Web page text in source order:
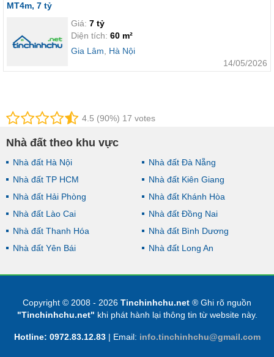
MT4m, 7 tỷ
Giá: 7 tỷ
Diện tích: 60 m²
Gia Lâm
Hà Nội
14/05/2026
4.5 (90%) 17 votes
Nhà đất theo khu vực
Nhà đất Hà Nội
Nhà đất TP HCM
Nhà đất Hải Phòng
Nhà đất Lào Cai
Nhà đất Thanh Hóa
Nhà đất Yên Bái
Nhà đất Đà Nẵng
Nhà đất Kiên Giang
Nhà đất Khánh Hòa
Nhà đất Đồng Nai
Nhà đất Bình Dương
Nhà đất Long An
Copyright © 2008 - 2026 Tinchinhchu.net ® Ghi rõ nguồn
"Tinchinhchu.net" khi phát hành lại thông tin từ website này.
Hotline: 0972.83.12.83| Email: info.tinchinhchu@gmail.com